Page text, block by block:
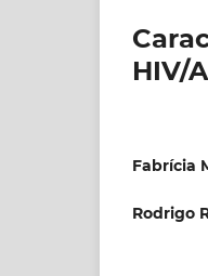
HIV/
Fabrícia
Rodrigo